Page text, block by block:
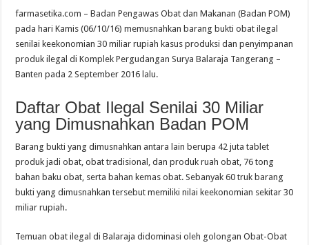
farmasetika.com – Badan Pengawas Obat dan Makanan (Badan POM)
pada hari Kamis (06/10/16) memusnahkan barang bukti obat ilegal
senilai keekonomian 30 miliar rupiah kasus produksi dan penyimpanan
produk ilegal di Komplek Pergudangan Surya Balaraja Tangerang –
Banten pada 2 September 2016 lalu.
Daftar Obat Ilegal Senilai 30 Miliar
yang Dimusnahkan Badan POM
Barang bukti yang dimusnahkan antara lain berupa 42 juta tablet
produk jadi obat, obat tradisional, dan produk ruah obat, 76 tong
bahan baku obat, serta bahan kemas obat. Sebanyak 60 truk barang
bukti yang dimusnahkan tersebut memiliki nilai keekonomian sekitar 30
miliar rupiah.
Temuan obat ilegal di Balaraja didominasi oleh golongan Obat-Obat